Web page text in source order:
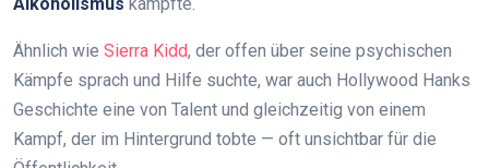
Alkoholismus kämpfte.
Ähnlich wie Sierra Kidd, der offen über seine psychischen
Kämpfe sprach und Hilfe suchte, war auch Hollywood Hanks
Geschichte eine von Talent und gleichzeitig von einem
Kampf, der im Hintergrund tobte — oft unsichtbar für die